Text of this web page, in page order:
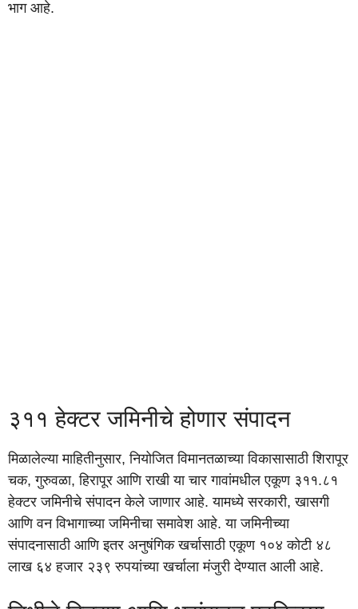
भाग आहे.
३११ हेक्टर जमिनीचे होणार संपादन
मिळालेल्या माहितीनुसार, नियोजित विमानतळाच्या विकासासाठी शिरापूर
चक, गुरुवळा, हिरापूर आणि राखी या चार गावांमधील एकूण ३११.८१
हेक्टर जमिनीचे संपादन केले जाणार आहे. यामध्ये सरकारी, खासगी
आणि वन विभागाच्या जमिनीचा समावेश आहे. या जमिनीच्या
संपादनासाठी आणि इतर अनुषंगिक खर्चासाठी एकूण १०४ कोटी ४८
लाख ६४ हजार २३९ रुपयांच्या खर्चाला मंजुरी देण्यात आली आहे.